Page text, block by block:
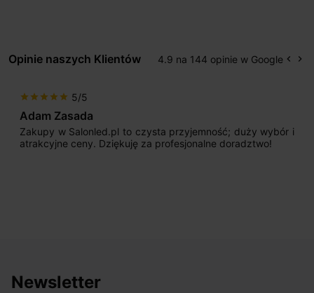
Opinie naszych Klientów 4.9 na 144 opinie w Google keyboard_arrow_left keyboard_arrow_right
star star star star star 5/5
Adam Zasada
Zakupy w Salonled.pl to czysta przyjemność; duży wybór i
atrakcyjne ceny. Dziękuję za profesjonalne doradztwo!
Newsletter